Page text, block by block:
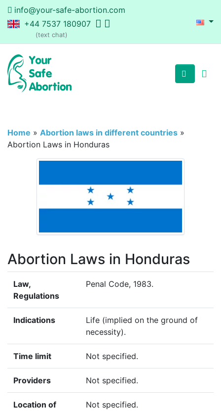
info@your-safe-abortion.com
+44 7537 180907
(text chat)
Home » Abortion laws in different countries »
Abortion Laws in Honduras
Abortion Laws in Honduras
Law,
Regulations
Penal Code, 1983.
Indications
Life (implied on the ground of
necessity).
Time limit Not specified.
Providers Not specified.
Location of
Not specified.